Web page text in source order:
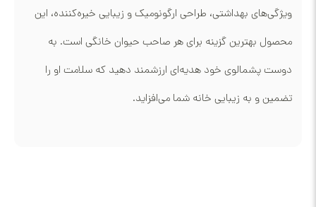
ویژگی‌های بهداشتی، طراحی ارگونومیک و زیبایی خیره‌کننده، این
محصول بهترین گزینه برای هر صاحب حیوان خانگی است. به
دوست پشمالوی خود هدیه‌ای ارزشمند دهید که سلامت او را
تضمین و به زیبایی خانه شما می‌افزاید.